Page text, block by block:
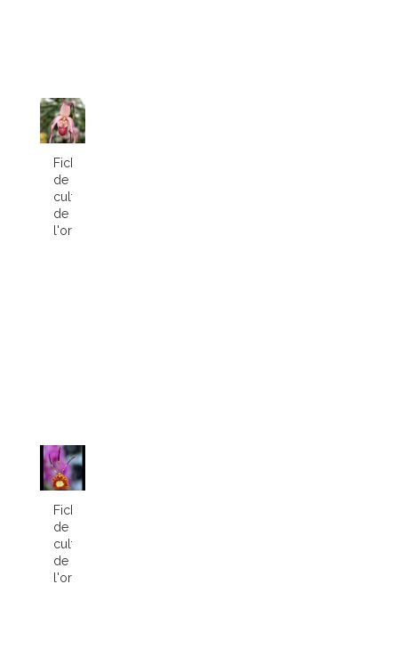
Fiche
de
culture
de
l'orchidée...
Fiche
de
culture
de
l'orchidée...